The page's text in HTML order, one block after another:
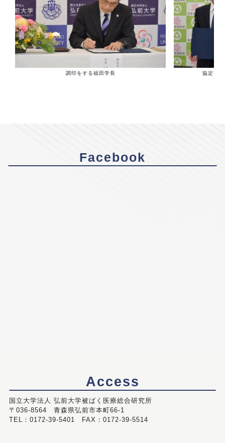
調印をする福田学長 協定書
Facebook
Access
国立大学法人 弘前大学被ばく医療総合研究所
〒036-8564 青森県弘前市本町66-1
TEL：0172-39-5401 FAX：0172-39-5514